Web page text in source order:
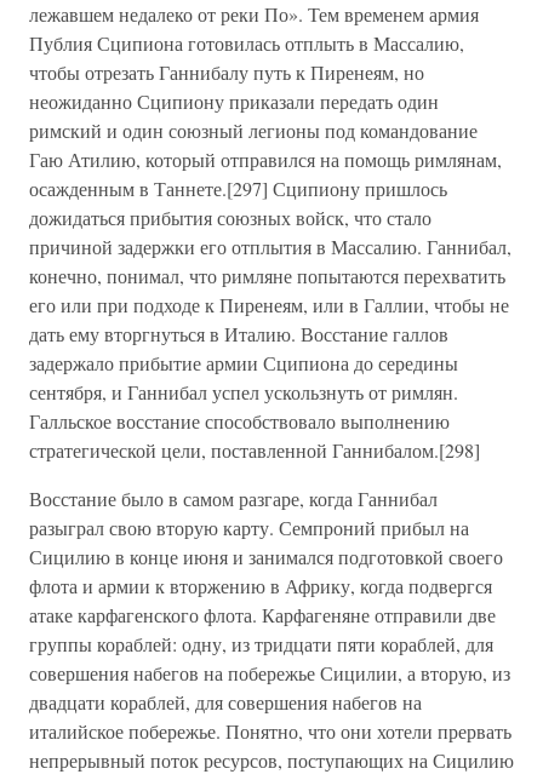
лежавшем недалеко от реки По». Тем временем армия
Публия Сципиона готовилась отплыть в Массалию,
чтобы отрезать Ганнибалу путь к Пиренеям, но
неожиданно Сципиону приказали передать один
римский и один союзный легионы под командование
Гаю Атилию, который отправился на помощь римлянам,
осажденным в Таннете.[297] Сципиону пришлось
дожидаться прибытия союзных войск, что стало
причиной задержки его отплытия в Массалию. Ганнибал,
конечно, понимал, что римляне попытаются перехватить
его или при подходе к Пиренеям, или в Галлии, чтобы не
дать ему вторгнуться в Италию. Восстание галлов
задержало прибытие армии Сципиона до середины
сентября, и Ганнибал успел ускользнуть от римлян.
Галльское восстание способствовало выполнению
стратегической цели, поставленной Ганнибалом.[298]
Восстание было в самом разгаре, когда Ганнибал
разыграл свою вторую карту. Семпроний прибыл на
Сицилию в конце июня и занимался подготовкой своего
флота и армии к вторжению в Африку, когда подвергся
атаке карфагенского флота. Карфагеняне отправили две
группы кораблей: одну, из тридцати пяти кораблей, для
совершения набегов на побережье Сицилии, а вторую, из
двадцати кораблей, для совершения набегов на
италийское побережье. Понятно, что они хотели прервать
непрерывный поток ресурсов, поступающих на Сицилию